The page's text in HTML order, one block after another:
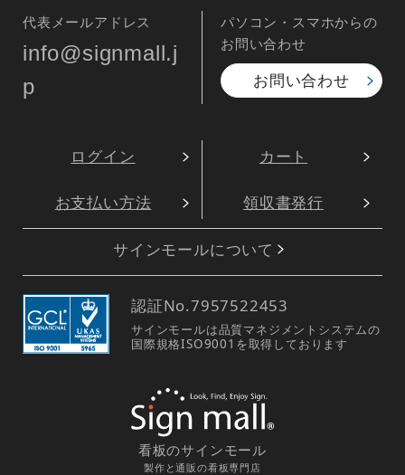
代表メールアドレス
info@signmall.j
p
パソコン・スマホからの
お問い合わせ
お問い合わせ
ログイン カート
お支払い方法 領収書発行
サインモールについて
認証No.7957522453
サインモールは品質マネジメントシステムの
国際規格ISO9001を取得しております
看板のサインモール
製作と通販の看板専門店